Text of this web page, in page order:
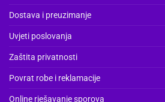
proizvoda
Dostava i preuzimanje
Uvjeti poslovanja
Zaštita privatnosti
Povrat robe i reklamacije
Online rješavanje sporova